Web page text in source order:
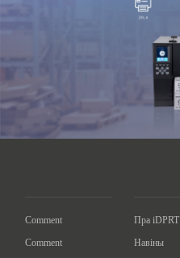
Comment
Comment
Пра iDPRT
Навіны